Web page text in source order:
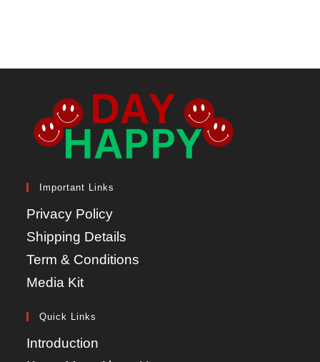
Important Links
Privacy Policy
Shipping Details
Term & Conditions
Media Kit
Quick Links
Introduction